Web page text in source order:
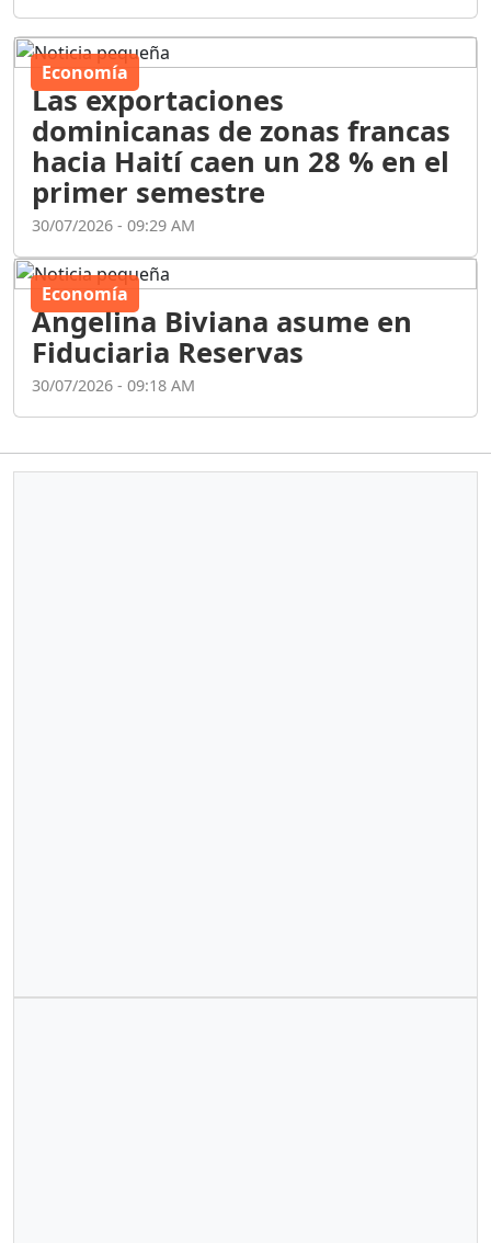
Economía
Las exportaciones
dominicanas de zonas francas
hacia Haití caen un 28 % en el
primer semestre
30/07/2026 - 09:29 AM
Economía
Angelina Biviana asume en
Fiduciaria Reservas
30/07/2026 - 09:18 AM